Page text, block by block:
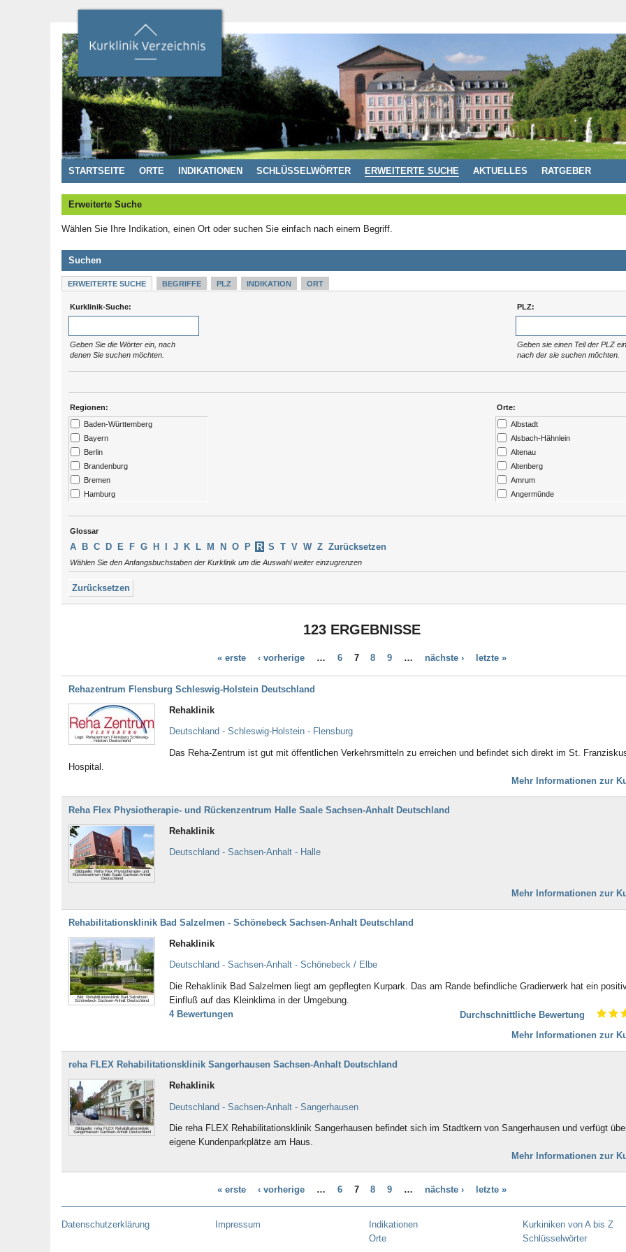
STARTSEITE ORTE INDIKATIONEN SCHLÜSSELWÖRTER ERWEITERTE SUCHE AKTUELLES RATGEBER
Erweiterte Suche
Wählen Sie Ihre Indikation, einen Ort oder suchen Sie einfach nach einem Begriff.
Suchen
ERWEITERTE SUCHE BEGRIFFE PLZ INDIKATION ORT
Kurklinik-Suche:
Geben Sie die Wörter ein, nach
denen Sie suchen möchten.
PLZ:
Geben sie einen Teil der PLZ
nach der sie suchen möchten.
Regionen:
Baden-Württemberg
Bayern
Berlin
Brandenburg
Bremen
Hamburg
Mecklenburg-Vorpommern
Niedersachsen
Nordrhein-Westfalen
Saarland
Sachsen
Orte:
Albstadt
Alsbach-Hähnlein
Altenau
Altenberg
Amrum
Angermünde
Aulendorf
Bad Bellingen
Bad Buchau
Bad Dürkheim
Bad Eilsen
Bad Ems
Bad Essen
Bad Füssing
Bad Gögging
Bad Harzburg
Bad Heilbrunn
Bad Herrenalb
Glossar
A B C D E F G H J K L M N O P R S T V W Z Zurücksetzen
Wählen Sie den Anfangsbuchstaben der Kurklinik um die Auswahl weiter einzugrenzen
Zurücksetzen
123 ERGEBNISSE
« erste ‹ vorherige … 6 7 8 9 … nächste › letzte »
Rehazentrum Flensburg Schleswig-Holstein Deutschland
Logo: Rehazentrum Flensburg Schleswig-
Holstein Deutschland
Rehaklinik
Deutschland - Schleswig-Holstein - Flensburg
Das Reha-Zentrum ist gut mit öffentlichen Verkehrsmitteln zu erreichen und befindet sich direkt im St.
Hospital.
Mehr Informationen zur
Reha Flex Physiotherapie- und Rückenzentrum Halle Saale Sachsen-Anhalt Deutschland
Bildquelle: Reha Flex Physiotherapie- und
Rückenzentrum Halle Saale Sachsen-Anhalt
Deutschland
Rehaklinik
Deutschland - Sachsen-Anhalt - Halle
Mehr Informationen zur
Rehabilitationsklinik Bad Salzelmen - Schönebeck Sachsen-Anhalt Deutschland
Bild: Rehabilitationsklinik Bad Salzelmen
Schönebeck Sachsen-Anhalt Deutschland
Rehaklinik
Deutschland - Sachsen-Anhalt - Schönebeck / Elbe
Die Rehaklinik Bad Salzelmen liegt am gepflegten Kurpark. Das am Rande befindliche Gradierwerk hat ein
Einfluß auf das Kleinklima in der Umgebung.
4 Bewertungen
Durchschnittliche Bewertung
Mehr Informationen zur
reha FLEX Rehabilitationsklinik Sangerhausen Sachsen-Anhalt Deutschland
Bildquelle: reha FLEX Rehabilitationsklinik
Sangerhausen Sachsen-Anhalt Deutschland
Rehaklinik
Deutschland - Sachsen-Anhalt - Sangerhausen
Die reha FLEX Rehabilitationsklinik Sangerhausen befindet sich im Stadtkern von Sangerhausen und verfügt
eigene Kundenparkplätze am Haus.
Mehr Informationen zur
« erste ‹ vorherige … 6 7 8 9 … nächste › letzte »
Datenschutzerklärung Impressum
Indikationen
Orte
Kurkiniken von A bis Z
Schlüsselwörter